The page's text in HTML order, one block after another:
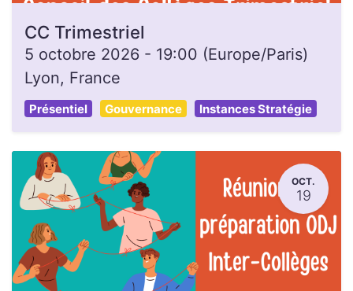
CC Trimestriel
5 octobre 2026 - 19:00 (Europe/Paris)
Lyon, France
Présentiel Gouvernance Instances Stratégie
OCT.
19